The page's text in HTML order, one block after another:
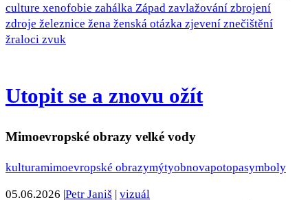
culture xenofobie zahálka Západ zavlažování zbrojení
zdroje železnice žena ženská otázka zjevení znečištění
žraloci zvuk
Utopit se a znovu ožít
Mimoevropské obrazy velké vody
kulturamimoevropské obrazymýtyobnovapotopasymboly
05.06.2026 Petr Janiš vizuál